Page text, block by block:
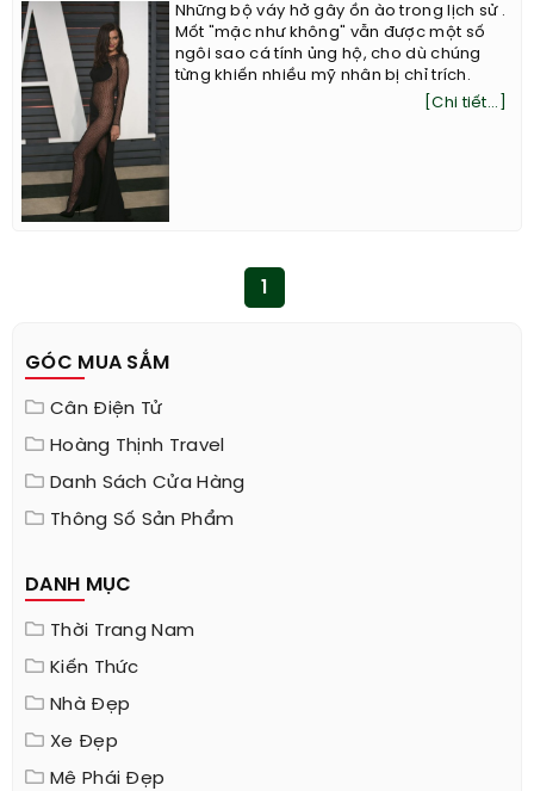
Những bộ váy hở gây ồn ào trong lịch sử .
Mốt "mặc như không" vẫn được một số
ngôi sao cá tính ủng hộ, cho dù chúng
từng khiến nhiều mỹ nhân bị chỉ trích.
[Chi tiết...]
1
GÓC MUA SẮM
Cân Điện Tử
Hoàng Thịnh Travel
Danh Sách Cửa Hàng
Thông Số Sản Phẩm
DANH MỤC
Thời Trang Nam
Kiến Thức
Nhà Đẹp
Xe Đẹp
Mê Phái Đẹp